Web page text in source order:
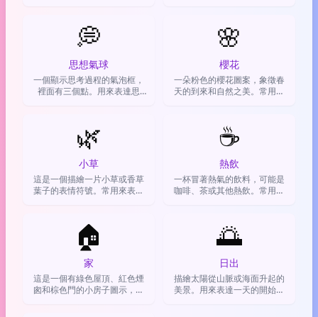
💭
思想氣球
一個顯示思考過程的氣泡框，
裡面有三個點。用來表達思
🌸
櫻花
一朵粉色的櫻花圖案，象徵春
天的到來和自然之美。常用來
🌿
小草
這是一個描繪一片小草或香草
葉子的表情符號。常用來表達
☕
熱飲
一杯冒著熱氣的飲料，可能是
咖啡、茶或其他熱飲。常用來
🏠
家
這是一個有綠色屋頂、紅色煙
囪和棕色門的小房子圖示，用
🌅
日出
描繪太陽從山脈或海面升起的
美景。用來表達一天的開始、